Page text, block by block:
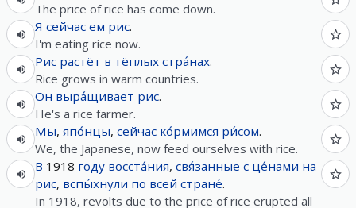
The price of rice has come down.
Я сейчас ем рис.
I'm eating rice now.
Рис растёт в тёплых стра́нах.
Rice grows in warm countries.
Он выра́щивает рис.
He's a rice farmer.
Мы, япо́нцы, сейчас ко́рмимся ри́сом.
We, the Japanese, now feed ourselves with rice.
В 1918 году восста́ния, свя́занные с це́нами на
рис, вспы́хнули по всей стране́.
In 1918, revolts due to the price of rice erupted all